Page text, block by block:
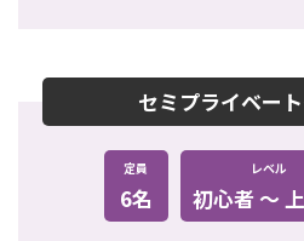
セミプライベー
定員
6名
レベル
初心者 〜